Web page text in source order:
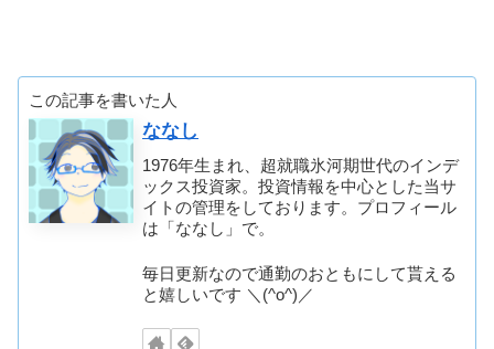
この記事を書いた人
ななし
1976年生まれ、超就職氷河期世代のインデ
ックス投資家。投資情報を中心とした当サ
イトの管理をしております。プロフィール
は「ななし」で。
毎日更新なので通勤のおともにして貰える
と嬉しいです ＼(^o^)／